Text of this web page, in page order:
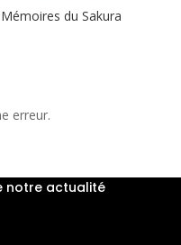
du Sakura
erreur.
notre actualité